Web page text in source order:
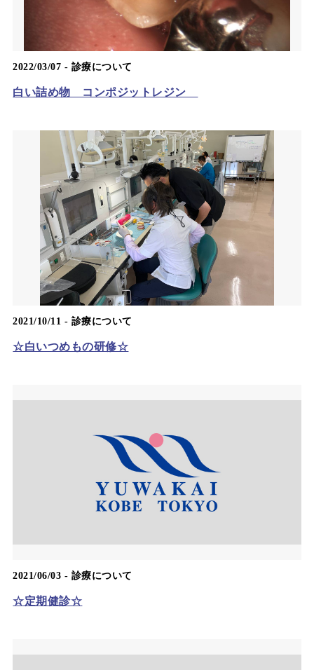
2022/03/07 - 診療について
白い詰め物 コンポジットレジン
2021/10/11 - 診療について
☆白いつめもの研修☆
2021/06/03 - 診療について
☆定期健診☆